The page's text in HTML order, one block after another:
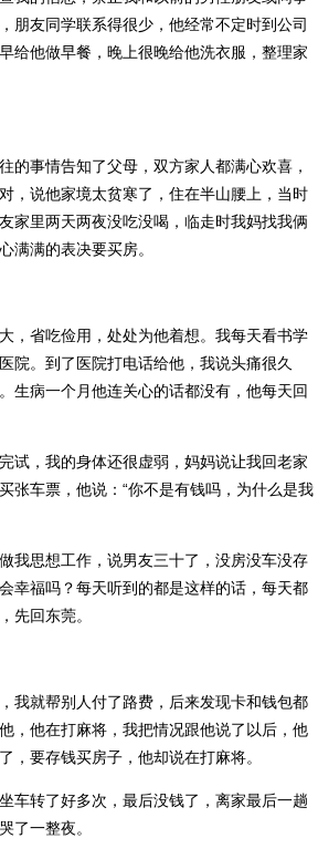
朋友同学联系得很少，他经常不定时到公司
给他做早餐，晚上很晚给他洗衣服，整理家
的事情告知了父母，双方家人都满心欢喜，
，说他家境太贫寒了，住在半山腰上，当时
家里两天两夜没吃没喝，临走时我妈找我俩
满满的表决要买房。
，省吃俭用，处处为他着想。我每天看书学
院。到了医院打电话给他，我说头痛很久
生病一个月他连关心的话都没有，他每天回
试，我的身体还很虚弱，妈妈说让我回老家
张车票，他说：“你不是有钱吗，为什么是我
我思想工作，说男友三十了，没房没车没存
幸福吗？每天听到的都是这样的话，每天都
先回东莞。
我就帮别人付了路费，后来发现卡和钱包都
，他在打麻将，我把情况跟他说了以后，他
，要存钱买房子，他却说在打麻将。
车转了好多次，最后没钱了，离家最后一趟
了一整夜。